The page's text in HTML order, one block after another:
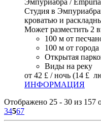
Эмпуриабра /
Студия в
кроватью и
Может разместить 2
100 м от
100 м от города
Открытая
Виды на реку
от 42 £ / ночь (14 £
ИНФОРМАЦИЯ
Отображено 25 - 30 из 157
34567